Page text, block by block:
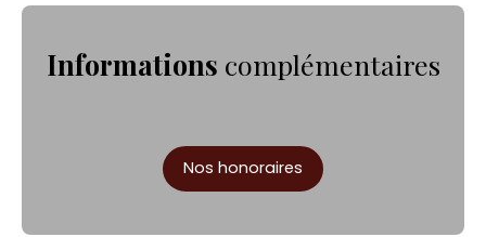
Informations complémentaires
Nos honoraires